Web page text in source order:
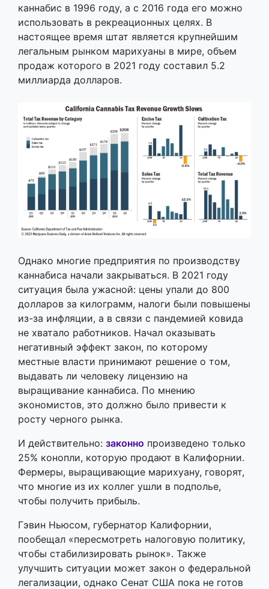
каннабис в 1996 году, а с 2016 года его можно
использовать в рекреационных целях. В
настоящее время штат является крупнейшим
легальным рынком марихуаны в мире, объем
продаж которого в 2021 году составил 5.2
миллиарда долларов.
Однако многие предприятия по производству
каннабиса начали закрываться. В 2021 году
ситуация была ужасной: цены упали до 800
долларов за килограмм, налоги были повышены
из-за инфляции, а в связи с пандемией ковида
не хватало работников. Начал оказывать
негативный эффект закон, по которому
местные власти принимают решение о том,
выдавать ли человеку лицензию на
выращивание каннабиса. По мнению
экономистов, это должно было привести к
росту черного рынка.
И действительно: законно произведено только
25% конопли, которую продают в Калифорнии.
Фермеры, выращивающие марихуану, говорят,
что многие из их коллег ушли в подполье,
чтобы получить прибыль.
Гэвин Ньюсом, губернатор Калифорнии,
пообещал «пересмотреть налоговую политику,
чтобы стабилизировать рынок». Также
улучшить ситуации может закон о федеральной
легализации, однако Сенат США пока не готов